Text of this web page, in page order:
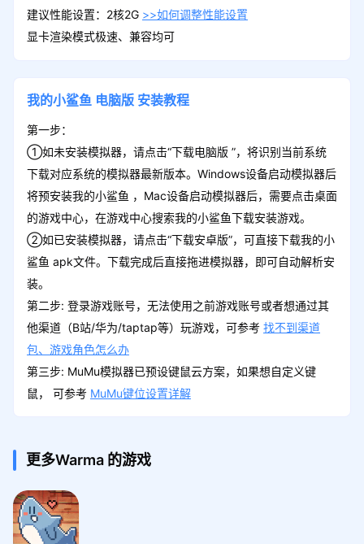
建议性能设置：2核2G >>如何调整性能设置
显卡渲染模式极速、兼容均可
我的小鲨鱼 电脑版 安装教程
第一步：
①如未安装模拟器，请点击“下载电脑版 ”，将识别当前系统
下载对应系统的模拟器最新版本。Windows设备启动模拟器后
将预安装我的小鲨鱼 ，Mac设备启动模拟器后，需要点击桌面
的游戏中心，在游戏中心搜索我的小鲨鱼下载安装游戏。
②如已安装模拟器，请点击“下载安卓版”，可直接下载我的小
鲨鱼 apk文件。下载完成后直接拖进模拟器，即可自动解析安
装。
第二步: 登录游戏账号，无法使用之前游戏账号或者想通过其
他渠道（B站/华为/taptap等）玩游戏，可参考 找不到渠道
包、游戏角色怎么办
第三步: MuMu模拟器已预设键鼠云方案，如果想自定义键
鼠， 可参考 MuMu键位设置详解
更多Warma 的游戏